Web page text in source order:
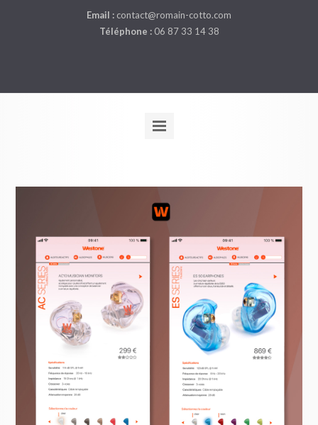
Email : contact@romain-cotto.com
Téléphone :06 87 33 14 38